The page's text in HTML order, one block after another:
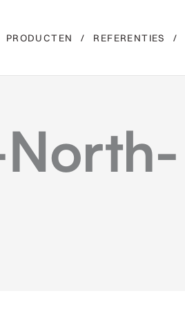
PRODUCTEN REFERENTIES